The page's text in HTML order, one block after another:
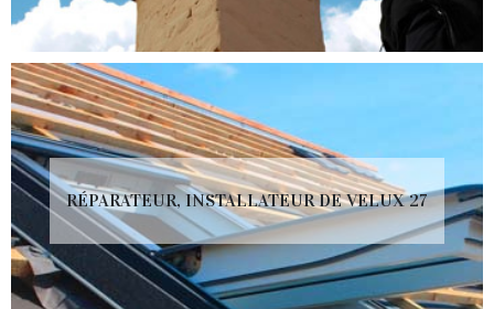
RÉPARATEUR, INSTALLATEUR DE VELUX 27